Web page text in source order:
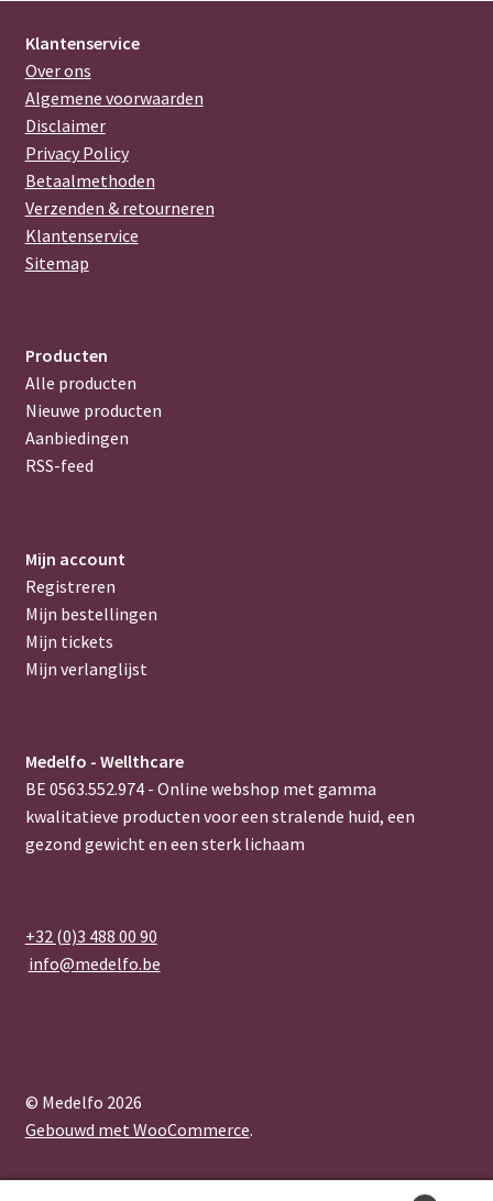
Klantenservice
Over ons
Algemene voorwaarden
Disclaimer
Privacy Policy
Betaalmethoden
Verzenden & retourneren
Klantenservice
Sitemap
Producten
Alle producten
Nieuwe producten
Aanbiedingen
RSS-feed
Mijn account
Registreren
Mijn bestellingen
Mijn tickets
Mijn verlanglijst
Medelfo - Wellthcare
BE 0563.552.974 - Online webshop met gamma
kwalitatieve producten voor een stralende huid, een
gezond gewicht en een sterk lichaam
+32 (0)3 488 00 90
info@medelfo.be
© Medelfo 2026
Gebouwd met WooCommerce.